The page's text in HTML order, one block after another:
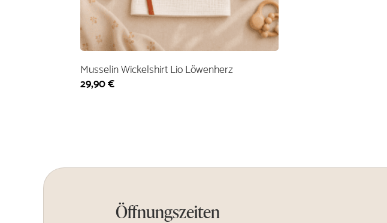
Musselin Wickelshirt Lio Löwenherz
29,90€
Öffnungszeiten